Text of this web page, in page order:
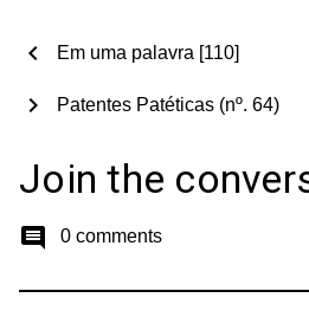
chevron_left Em uma palavra [110]
Patentes Patéticas (nº. 64)
chevron_right
Join the
comment 0 comments